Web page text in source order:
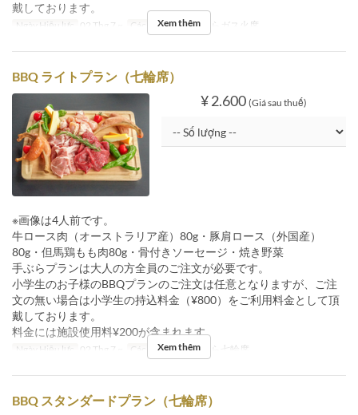
戴しております。
Ngày Hiệu lực 02 Thg 7 ~ Các Loại Ghế 手ぶらガス火席
Xem thêm
BBQ ライトプラン（七輪席）
¥ 2.600 (Giá sau thuế)
※画像は4人前です。
牛ロース肉（オーストラリア産）80g・豚肩ロース（外国産）
80g・但馬鶏もも肉80g・骨付きソーセージ・焼き野菜
手ぶらプランは大人の方全員のご注文が必要です。
小学生のお子様のBBQプランのご注文は任意となりますが、ご注
文の無い場合は小学生の持込料金（¥800）をご利用料金として頂
戴しております。
料金には施設使用料¥200が含まれます。
Ngày Hiệu lực 02 Thg 7 ~ Các Loại Ghế 手ぶら七輪席
Xem thêm
BBQ スタンダードプラン（七輪席）